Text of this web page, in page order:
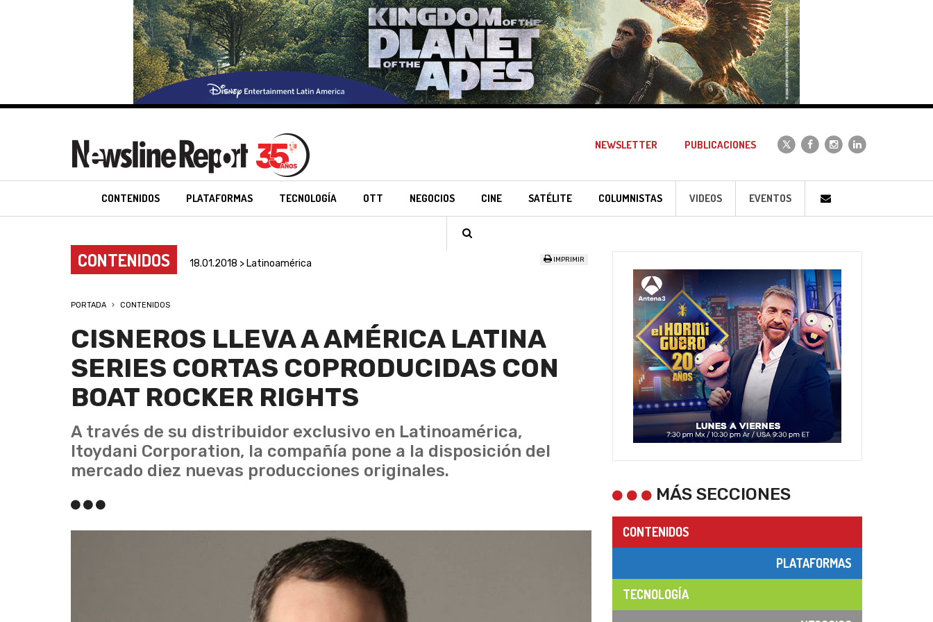
NEWSLETTER PUBLICACIONES
CONTENIDOS PLATAFORMAS TECNOLOGÍA OTT NEGOCIOS CINE SATÉLITE COLUMNISTAS VIDEOS EVENTOS
CONTENIDOS 18.01.2018 > Latinoamérica IMPRIMIR
PORTADA CONTENIDOS
CISNEROS LLEVA A AMÉRICA LATINA
SERIES CORTAS COPRODUCIDAS CON
BOAT ROCKER RIGHTS
A través de su distribuidor exclusivo en Latinoamérica,
Itoydani Corporation, la compañía pone a la disposición del
mercado diez nuevas producciones originales.
MÁS SECCIONES
CONTENIDOS
PLATAFORMAS
TECNOLOGÍA